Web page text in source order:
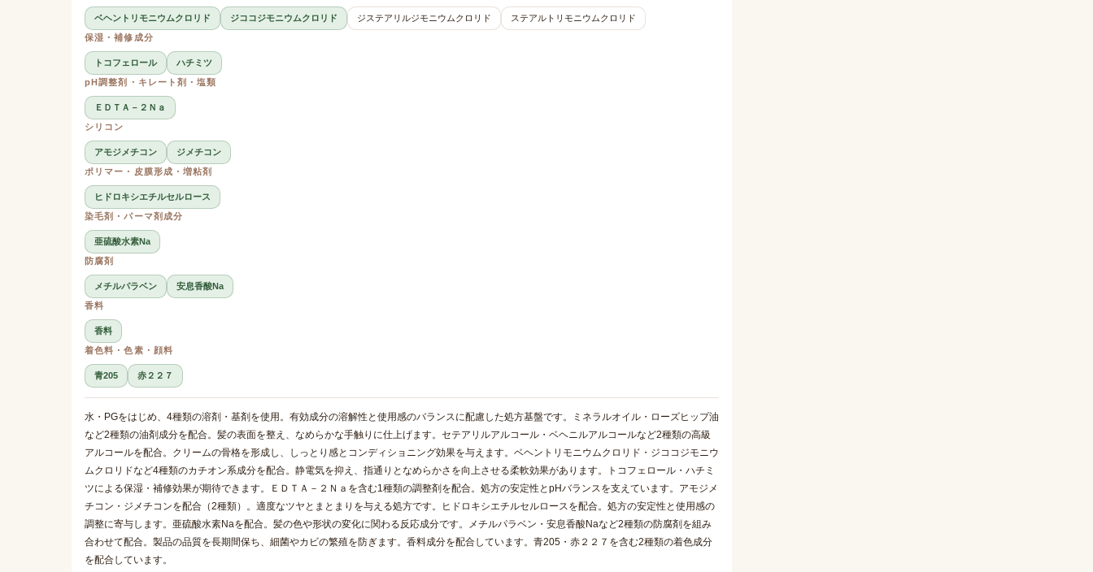
ベヘントリモニウムクロリド ジココジモニウムクロリド ジステアリルジモニウムクロリド
ステアルトリモニウムクロリド
保湿・補修成分
トコフェロール
ハチミツ
pH調整剤・キレート剤・塩類
ＥＤＴＡ－２Ｎａ
シリコン
アモジメチコン
ジメチコン
ポリマー・皮膜形成・増粘剤
ヒドロキシエチルセルロース
染毛剤・パーマ剤成分
亜硫酸水素Na
防腐剤
メチルパラベン
安息香酸Na
香料
香料
着色料・色素・顔料
青205 赤２２７
水・PGをはじめ、4種類の溶剤・基剤を使用。有効成分の溶解性と使用感のバランスに配慮した処方基盤です。ミネラルオイル・ローズヒップ油
など2種類の油剤成分を配合。髪の表面を整え、なめらかな手触りに仕上げます。セテアリルアルコール・ベヘニルアルコールなど2種類の高級
アルコールを配合。クリームの骨格を形成し、しっとり感とコンディショニング効果を与えます。ベヘントリモニウムクロリド・ジココジモニウ
ムクロリドなど4種類のカチオン系成分を配合。静電気を抑え、指通りとなめらかさを向上させる柔軟効果があります。トコフェロール・ハチミ
ツによる保湿・補修効果が期待できます。ＥＤＴＡ－２Ｎａを含む1種類の調整剤を配合。処方の安定性とpHバランスを支えています。アモジメ
チコン・ジメチコンを配合（2種類）。適度なツヤとまとまりを与える処方です。ヒドロキシエチルセルロースを配合。処方の安定性と使用感の
調整に寄与します。亜硫酸水素Naを配合。髪の色や形状の変化に関わる反応成分です。メチルパラベン・安息香酸Naなど2種類の防腐剤を組み
合わせて配合。製品の品質を長期間保ち、細菌やカビの繁殖を防ぎます。香料成分を配合しています。青205・赤２２７を含む2種類の着色成分
を配合しています。